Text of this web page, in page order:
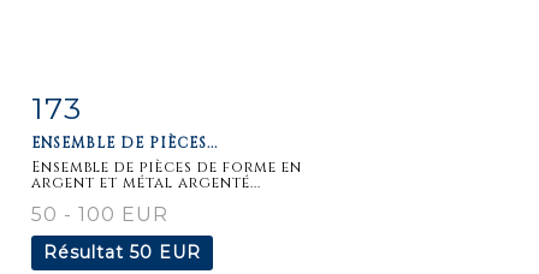
détaillée
173
ENSEMBLE DE PIÈCES...
Ensemble de pièces de forme en
argent et métal argenté...
50 - 100 EUR
Résultat 50 EUR